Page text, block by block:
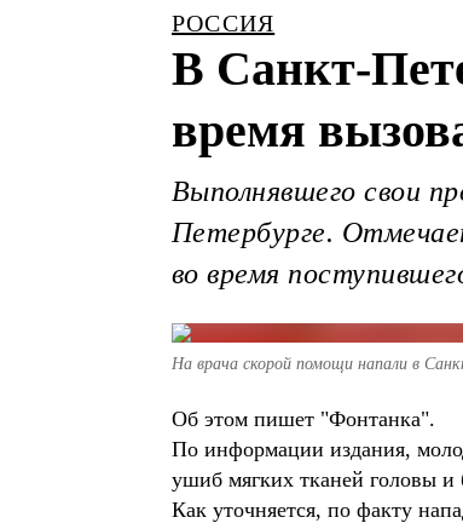
РОССИЯ
В Санкт-
время
Выполнявшего свои
Петербурге.
во время
На врача скорой помощи напали в
Об этом пишет "Фонтанка".
По информации издания,
ушиб мягких тканей головы и
Как уточняется, по факту